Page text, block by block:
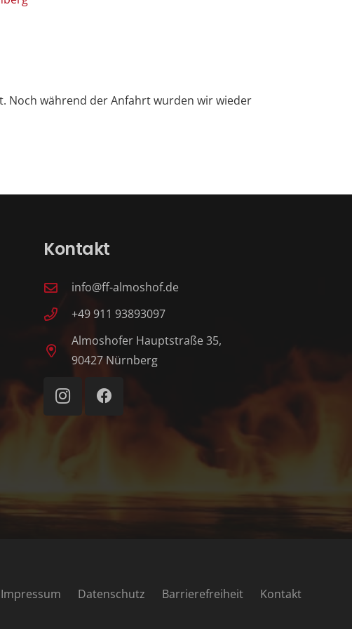
Noch während der Anfahrt wurden wir wieder
Kontakt
info@ff-almoshof.de
+49 911 93893097
Almoshofer Hauptstraße 35,
90427 Nürnberg
Impressum Datenschutz Barrierefreiheit Kontakt